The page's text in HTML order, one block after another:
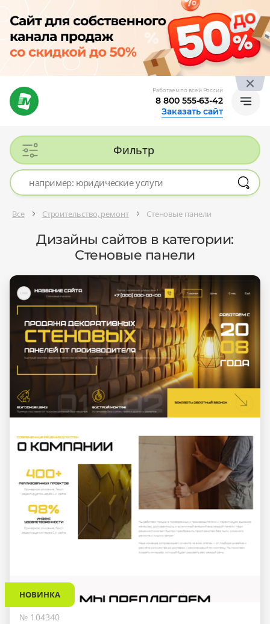
Работаем по всей России
8 800 555-63-42
Заказать сайт
Фильтр
Все Строительство, ремонт Стеновые панели
Дизайны сайтов в категории:
Стеновые панели
НОВИНКА
№ 104340